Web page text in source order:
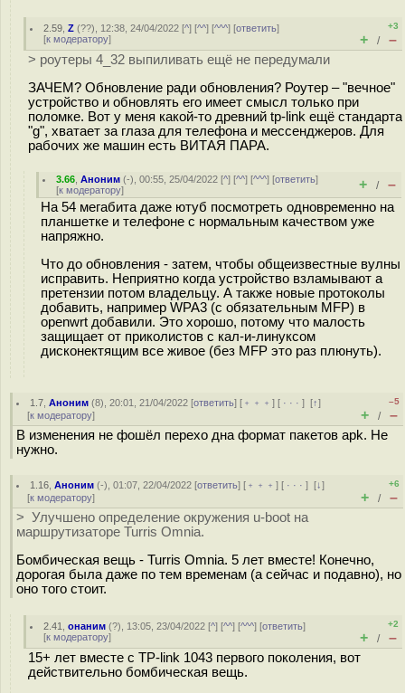
2.59 ,Z (??), 12:38, 24/04/2022 [^] [^^] [^^^] [ответить]
[к модератору]
+3
+ / –
> роутеры 4_32 выпиливать ещё не передумали
ЗАЧЕМ? Обновление ради обновления? Роутер – "вечное"
устройство и обновлять его имеет смысл только при
поломке. Вот у меня какой-то древний tp-link ещё стандарта
"g", хватает за глаза для телефона и мессенджеров. Для
рабочих же машин есть ВИТАЯ ПАРА.
3.66 ,Аноним (-), 00:55, 25/04/2022 [^] [^^] [^^^] [ответить]
[к модератору] + / –
На 54 мегабита даже ютуб посмотреть одновременно на
планшетке и телефоне с нормальным качеством уже
напряжно.
Что до обновления - затем, чтобы общеизвестные вулны
исправить. Неприятно когда устройство взламывают а
претензии потом владельцу. А также новые протоколы
добавить, например WPA3 (с обязательным MFP) в
openwrt добавили. Это хорошо, потому что малость
защищает от приколистов с кал-и-линуксом
дисконектящим все живое (без MFP это раз плюнуть).
1.7 ,Аноним (8), 20:01, 21/04/2022 [ответить] [ ﹢﹢﹢] [ · · ·][↑]
[к модератору]
–5
+ / –
В изменения не фошёл перехо дна формат пакетов apk. Не
нужно.
1.16 ,Аноним (-), 01:07, 22/04/2022 [ответить] [ ﹢﹢﹢] [ · · ·][↓]
[к модератору]
+6
+ / –
> Улучшено определение окружения u-boot на
маршрутизаторе Turris Omnia.
Бомбическая вещь - Turris Omnia. 5 лет вместе! Конечно,
дорогая была даже по тем временам (а сейчас и подавно), но
оно того стоит.
2.41 ,онаним (?), 13:05, 23/04/2022 [^] [^^] [^^^] [ответить]
[к модератору]
+2
+ / –
15+ лет вместе с TP-link 1043 первого поколения, вот
действительно бомбическая вещь.